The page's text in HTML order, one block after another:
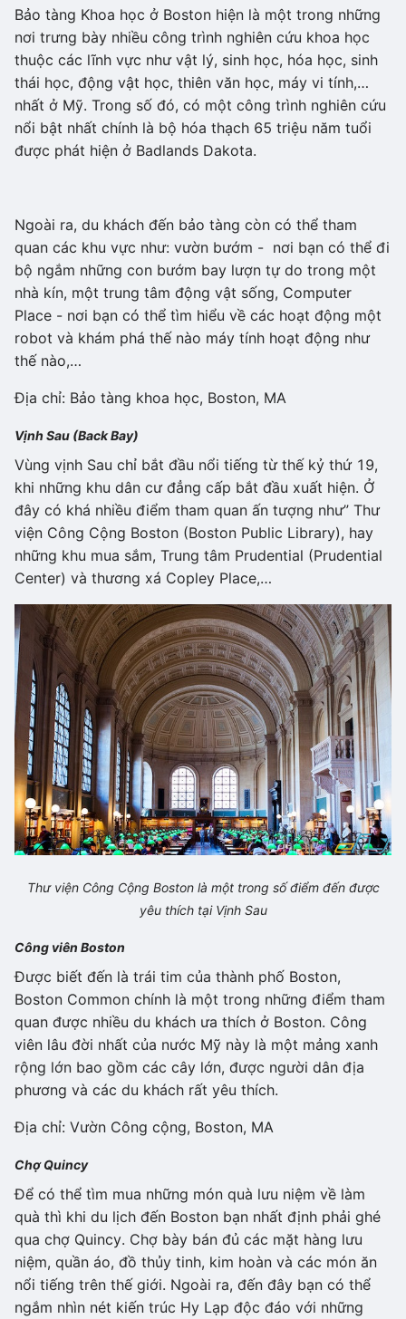
Bảo tàng Khoa học ở Boston hiện là một trong những
nơi trưng bày nhiều công trình nghiên cứu khoa học
thuộc các lĩnh vực như vật lý, sinh học, hóa học, sinh
thái học, động vật học, thiên văn học, máy vi tính,…
nhất ở Mỹ. Trong số đó, có một công trình nghiên cứu
nổi bật nhất chính là bộ hóa thạch 65 triệu năm tuổi
được phát hiện ở Badlands Dakota.
Ngoài ra, du khách đến bảo tàng còn có thể tham
quan các khu vực như: vườn bướm - nơi bạn có thể đi
bộ ngắm những con bướm bay lượn tự do trong một
nhà kín, một trung tâm động vật sống, Computer
Place - nơi bạn có thể tìm hiểu về các hoạt động một
robot và khám phá thế nào máy tính hoạt động như
thế nào,…
Địa chỉ: Bảo tàng khoa học, Boston, MA
Vịnh Sau (Back Bay)
Vùng vịnh Sau chỉ bắt đầu nổi tiếng từ thế kỷ thứ 19,
khi những khu dân cư đẳng cấp bắt đầu xuất hiện. Ở
đây có khá nhiều điểm tham quan ấn tượng như” Thư
viện Công Cộng Boston (Boston Public Library), hay
những khu mua sắm, Trung tâm Prudential (Prudential
Center) và thương xá Copley Place,…
Thư viện Công Cộng Boston là một trong số điểm đến được
yêu thích tại Vịnh Sau
Công viên Boston
Được biết đến là trái tim của thành phố Boston,
Boston Common chính là một trong những điểm tham
quan được nhiều du khách ưa thích ở Boston. Công
viên lâu đời nhất của nước Mỹ này là một mảng xanh
rộng lớn bao gồm các cây lớn, được người dân địa
phương và các du khách rất yêu thích.
Địa chỉ: Vườn Công cộng, Boston, MA
Chợ Quincy
Để có thể tìm mua những món quà lưu niệm về làm
quà thì khi du lịch đến Boston bạn nhất định phải ghé
qua chợ Quincy. Chợ bày bán đủ các mặt hàng lưu
niệm, quần áo, đồ thủy tinh, kim hoàn và các món ăn
nổi tiếng trên thế giới. Ngoài ra, đến đây bạn có thể
ngắm nhìn nét kiến trúc Hy Lạp độc đáo với những